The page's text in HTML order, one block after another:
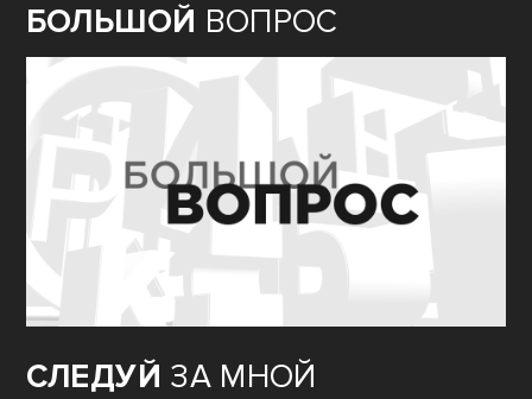
БОЛЬШОЙ ВОПРОС
СЛЕДУЙ ЗА МНОЙ